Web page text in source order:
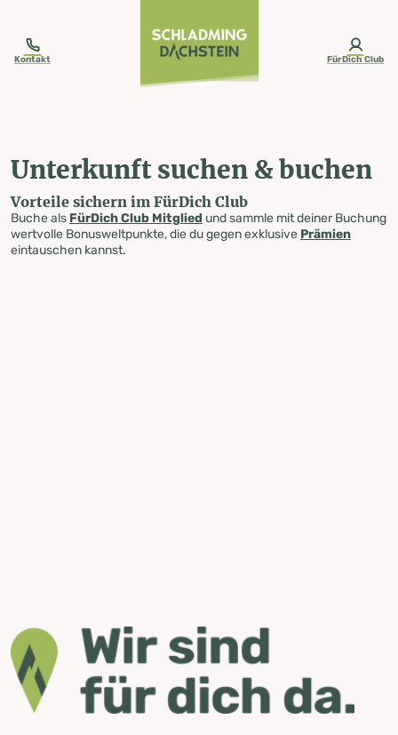
Kontakt FürDich Club
Unterkunft suchen & buchen
Vorteile sichern im FürDich Club
Buche als FürDich Club Mitglied und sammle mit deiner Buchung
wertvolle Bonusweltpunkte, die du gegen exklusive Prämien
eintauschen kannst.